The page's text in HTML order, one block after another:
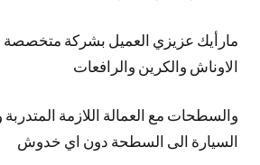
مارأيك عزيزي العميل بشركة متخصصة
الاوناش والكرين والرافعات
والسطحات مع العمالة اللازمة
السيارة الى السطحة دون اي خدوش